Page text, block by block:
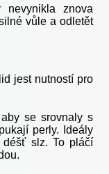
nevynikla znova
vůle a odletět
jest nutností pro
se srovnaly s
perly. Ideály
slz. To pláčí